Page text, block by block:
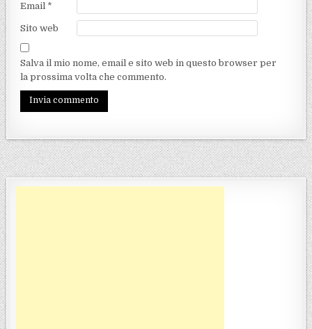
Email *
Sito web
Salva il mio nome, email e sito web in questo browser per
la prossima volta che commento.